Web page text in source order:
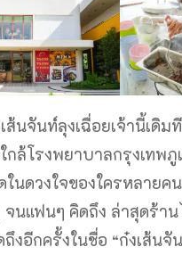
ส้นจันท์ลุงเฉื่อยเจ้านี้เดิม
กล้โรงพยาบาลกรุงเทพภู
ในดวงใจของใครหลายค
นแฟนๆ คิดถึง ล่าสุดร้าน
ถึงอีกครั้งในชื่อ “ก๋งเส้น